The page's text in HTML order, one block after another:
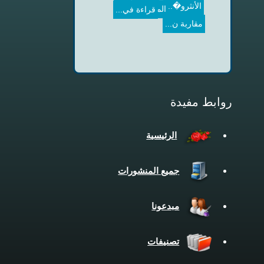
مقاربة ن...
الأنثرو�... قراءة في...
روابط مفيدة
الرئيسية
جميع المنشورات
مبدعونا
تصنيفات